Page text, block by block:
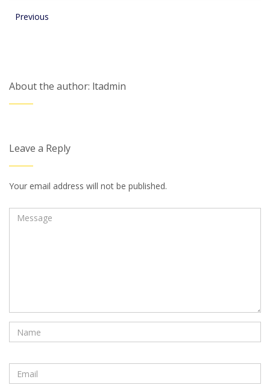
Previous
About the author: ltadmin
Leave a Reply
Your email address will not be published.